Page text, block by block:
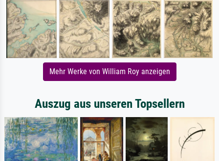
Mehr Werke von William Roy anzeigen
Auszug aus unseren Topsellern